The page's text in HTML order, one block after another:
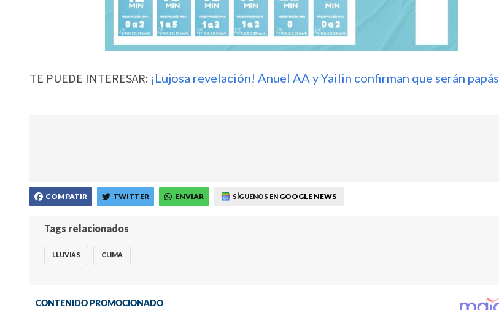
TE PUEDE INTERESAR: ¡Lujosa revelación! Anuel AA y Yailin confirman que serán papás
COMPATIR TWITTER ENVIAR SÍGUENOS EN GOOGLE NEWS
Tags relacionados
LLUVIAS CLIMA